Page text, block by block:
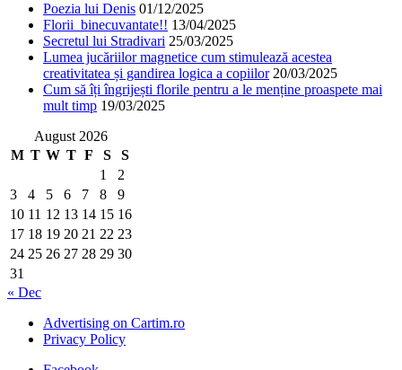
Poezia lui Denis 01/12/2025
Florii binecuvantate!! 13/04/2025
Secretul lui Stradivari 25/03/2025
Lumea jucăriilor magnetice cum stimulează acestea
creativitatea și gandirea logica a copiilor 20/03/2025
Cum să îți îngrijești florile pentru a le menține proaspete mai
mult timp 19/03/2025
August 2026
M T W T F S
S
1
2
3
4 5 6 7 8
9
10 11 12 13 14 15 16
17 18 19 20 21 22 23
24 25 26 27 28 29 30
31
« Dec
Advertising on Cartim.ro
Privacy Policy